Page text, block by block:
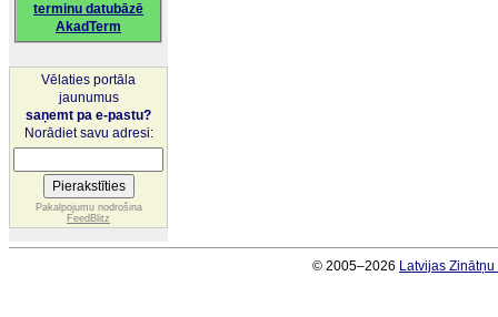
terminu datubāzē
AkadTerm
Vēlaties portāla
jaunumus
saņemt pa e-pastu?
Norādiet savu adresi:
Pakalpojumu nodrošina
FeedBlitz
© 2005–2026 Latvijas